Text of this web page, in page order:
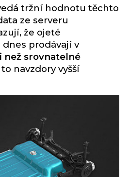
tržní hodnotu těchto
ze serveru
že ojeté
prodávají v
srovnatelné
to navzdory vyšší